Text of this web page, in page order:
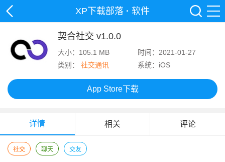
XP下载部落· 软件
契合社交 v1.0.0
大小：105.1 MB
时间：2021-01-27
类别： 社交通讯 系统：iOS
App Store下载
详情 相关 评论
社交 聊天 交友